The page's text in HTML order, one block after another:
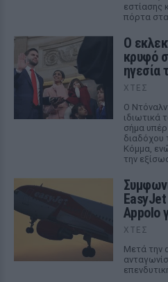
εστίασης
πόρτα
Ο
κρυφό
ηγεσία
ΧΤΕΣ
Ο
ιδιωτικά
σήμα
διαδόχου
Κόμμα,
την
EasyJet
Appolo
ΧΤΕΣ
Μετά την